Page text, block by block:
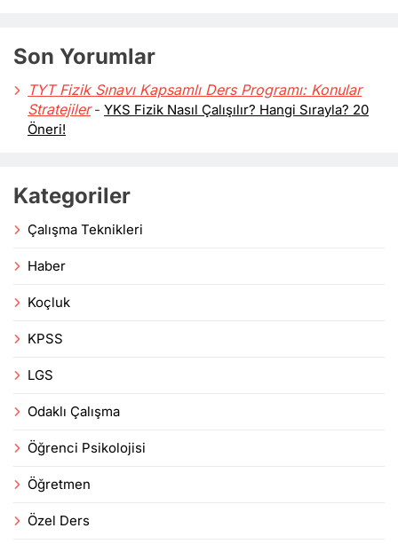
Son Yorumlar
TYT Fizik Sınavı Kapsamlı Ders Programı: Konular
Stratejiler- YKS Fizik Nasıl Çalışılır? Hangi Sırayla? 20
Öneri!
Kategoriler
Çalışma Teknikleri
Haber
Koçluk
KPSS
LGS
Odaklı Çalışma
Öğrenci Psikolojisi
Öğretmen
Özel Ders